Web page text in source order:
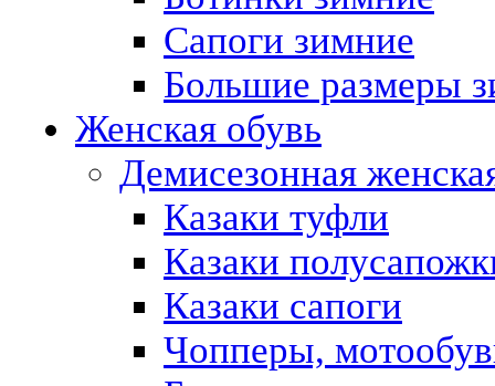
Сапоги зимние
Большие размеры
Женская обувь
Демисезонная
Казаки туфли
Казаки
Казаки сапоги
Чопперы,